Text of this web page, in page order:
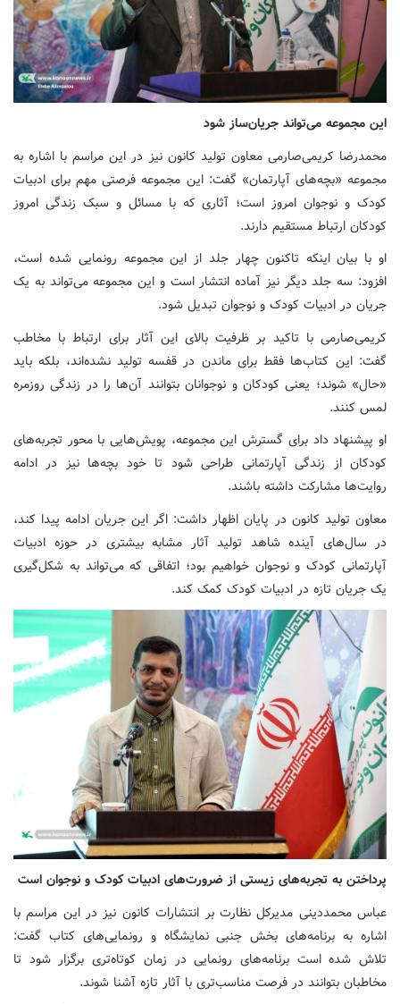
این مجموعه می‌تواند جریان‌ساز شود
محمدرضا کریمی‌صارمی معاون تولید کانون نیز در این مراسم با اشاره به
مجموعه «بچه‌های آپارتمان» گفت: این مجموعه فرصتی مهم برای ادبیات
کودک و نوجوان امروز است؛ آثاری که با مسائل و سبک زندگی امروز
کودکان ارتباط مستقیم دارند.
او با بیان اینکه تاکنون چهار جلد از این مجموعه رونمایی شده است،
افزود: سه جلد دیگر نیز آماده انتشار است و این مجموعه می‌تواند به یک
جریان در ادبیات کودک و نوجوان تبدیل شود.
کریمی‌صارمی با تاکید بر ظرفیت بالای این آثار برای ارتباط با مخاطب
گفت: این کتاب‌ها فقط برای ماندن در قفسه تولید نشده‌اند، بلکه باید
«حال» شوند؛ یعنی کودکان و نوجوانان بتوانند آن‌ها را در زندگی روزمره
لمس کنند.
او پیشنهاد داد برای گسترش این مجموعه، پویش‌هایی با محور تجربه‌های
کودکان از زندگی آپارتمانی طراحی شود تا خود بچه‌ها نیز در ادامه
روایت‌ها مشارکت داشته باشند.
معاون تولید کانون در پایان اظهار داشت: اگر این جریان ادامه پیدا کند،
در سال‌های آینده شاهد تولید آثار مشابه بیشتری در حوزه ادبیات
آپارتمانی کودک و نوجوان خواهیم بود؛ اتفاقی که می‌تواند به شکل‌گیری
یک جریان تازه در ادبیات کودک کمک کند.
پرداختن به تجربه‌های زیستی از ضرورت‌های ادبیات کودک و نوجوان است
عباس محمددینی مدیرکل نظارت بر انتشارات کانون نیز در این مراسم با
اشاره به برنامه‌های بخش جنبی نمایشگاه و رونمایی‌های کتاب گفت:
تلاش شده است برنامه‌های رونمایی در زمان کوتاه‌تری برگزار شود تا
مخاطبان بتوانند در فرصت مناسب‌تری با آثار تازه آشنا شوند.